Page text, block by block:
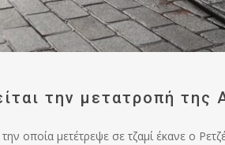
την μετατροπή της
οποία μετέτρεψε σε τζαμί έκανε ο